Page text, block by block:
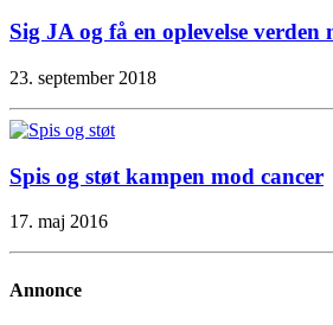
Sig JA og få en oplevelse
23. september 2018
Spis og støt kampen mod cancer
17. maj 2016
Annonce